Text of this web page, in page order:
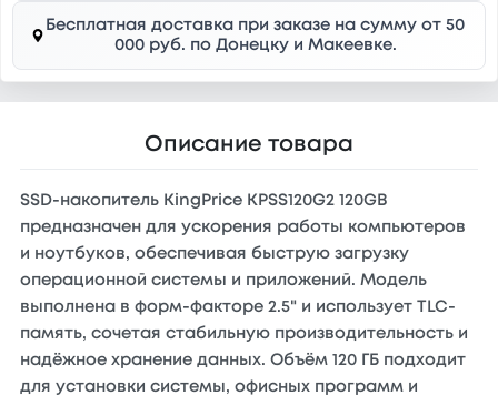
Бесплатная доставка при заказе на сумму от 50
000 руб. по Донецку и Макеевке.
Описание товара
SSD-накопитель KingPrice KPSS120G2 120GB
предназначен для ускорения работы компьютеров
и ноутбуков, обеспечивая быструю загрузку
операционной системы и приложений. Модель
выполнена в форм-факторе 2.5" и использует TLC-
память, сочетая стабильную производительность и
надёжное хранение данных. Объём 120 ГБ подходит
для установки системы, офисных программ и